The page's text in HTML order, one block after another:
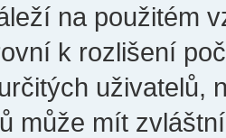
na použitém
k rozlišení
uživatelů,
může mít